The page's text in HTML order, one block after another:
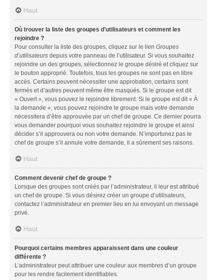
Haut
Où trouver la liste des groupes d’utilisateurs et comment les
rejoindre ?
Pour consulter la liste des groupes, cliquez sur le lien Groupes
d’utilisateurs depuis votre panneau de l’utilisateur. Si vous souhaitez
rejoindre un des groupes, sélectionnez le groupe désiré et cliquez sur
le bouton approprié. Toutefois, tous les groupes ne sont pas en libre
accès. Certains peuvent nécessiter une approbation, certains sont
fermés et d’autres peuvent même être masqués. Si le groupe est dit
« Ouvert », vous pouvez le rejoindre librement. Si le groupe est dit « À
la demande », vous pouvez rejoindre le groupe mais votre demande
nécessitera d’être approuvée par un chef de groupe. Ce dernier pourra
vous demander pourquoi vous souhaitez rejoindre le groupe et ainsi
décider s’il approuvera ou non votre demande. N’importunez pas le
chef de groupe s’il annule votre demande, il a sûrement ses raisons.
Haut
Comment devenir chef de groupe ?
Lorsque des groupes sont créés par l’administrateur, il leur est attribué
un chef de groupe. Si vous désirez créer un groupe d’utilisateurs,
contactez l’administrateur en premier lieu en lui envoyant un message
privé.
Haut
Pourquoi certains membres apparaissent dans une couleur
différente ?
L’administrateur peut attribuer une couleur aux membres d’un groupe
pour les rendre facilement identifiables.